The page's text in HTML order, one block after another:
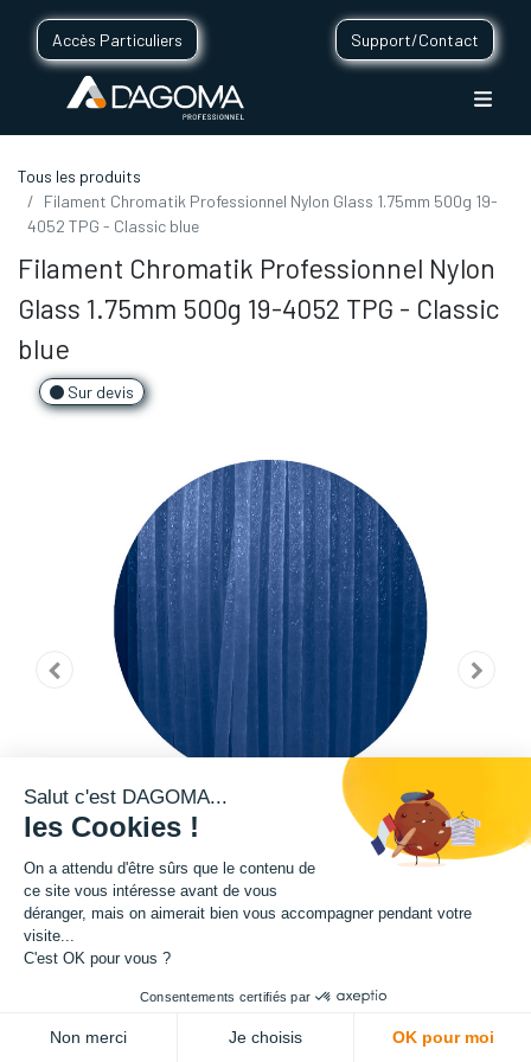
Accès Particuliers Support/Contact
Tous les produits
Filament Chromatik Professionnel Nylon Glass 1.75mm 500g 19-
4052 TPG - Classic blue
Filament Chromatik Professionnel Nylon
Glass 1.75mm 500g 19-4052 TPG - Classic
blue
Sur devis
Cette bobine de filament de la teinte Pantone 19-4052 TPG fait partie de
dans sa composition, ce filament présente une exceptionnelle qualité en
Salut c'est DAGOMA...
les Cookies !
On a attendu d'être sûrs que le contenu de
ce site vous intéresse avant de vous
déranger, mais on aimerait bien vous accompagner pendant votre
visite...
C'est OK pour vous ?
Consentements certifiés par
Non merci Je choisis OK pour moi